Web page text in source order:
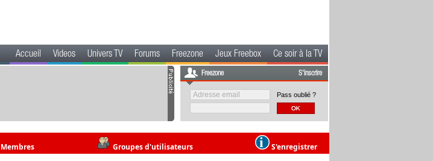
Accueil Videos Univers TV Forums Freezone Jeux Freebox Ce soir à la TV
Freezone S'inscrire
Pass oublié ?
Groupes d'utilisateurs S'enregistrer